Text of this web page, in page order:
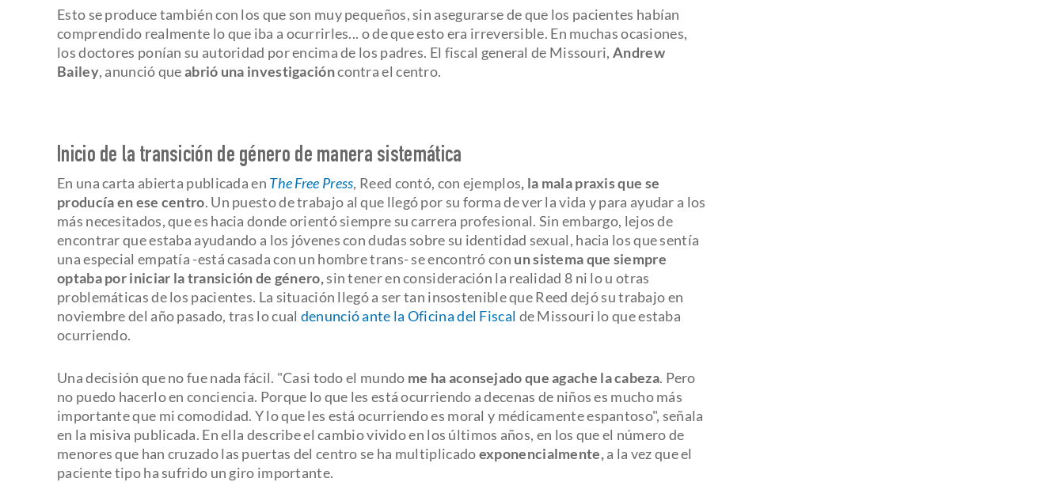
Esto se produce también con los que son muy pequeños, sin asegurarse de que los pacientes habían
comprendido realmente lo que iba a ocurrirles... o de que esto era irreversible. En muchas ocasiones,
los doctores ponían su autoridad por encima de los padres. El fiscal general de Missouri, Andrew
Bailey, anunció queabrió una investigacióncontra el centro.
Inicio de la transición de género de manera sistemática
En una carta abierta publicada en The Free Press, Reed contó, con ejemplos, la mala praxis que se
producía en ese centro. Un puesto de trabajo al que llegó por su forma de ver la vida y para ayudar a los
más necesitados, que es hacia donde orientó siempre su carrera profesional. Sin embargo, lejos de
encontrar que estaba ayudando a los jóvenes con dudas sobre su identidad sexual, hacia los que sentía
una especial empatía -está casada con un hombre trans- se encontró con un sistema que siempre
optaba por iniciar la transición de género,sin tener en consideración la realidad 8 ni lo u otras
problemáticas de los pacientes. La situación llegó a ser tan insostenible que Reed dejó su trabajo en
noviembre del año pasado, tras lo cual denunció ante la Oficina del Fiscal de Missouri lo que estaba
ocurriendo.
Una decisión que no fue nada fácil. "Casi todo el mundo me ha aconsejado que agache la cabeza. Pero
no puedo hacerlo en conciencia. Porque lo que les está ocurriendo a decenas de niños es mucho más
importante que mi comodidad. Y lo que les está ocurriendo es moral y médicamente espantoso", señala
en la misiva publicada. En ella describe el cambio vivido en los últimos años, en los que el número de
menores que han cruzado las puertas del centro se ha multiplicadoexponencialmente,a la vez que el
paciente tipo ha sufrido un giro importante.